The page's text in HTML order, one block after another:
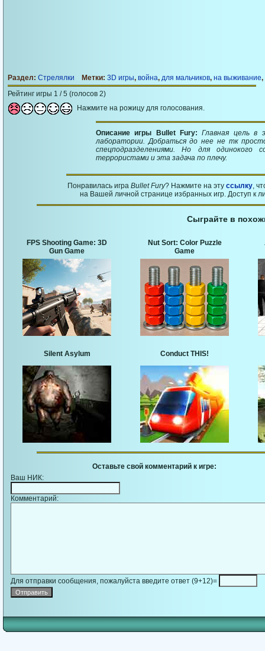
Раздел: Стрелялки Метки: 3D игры, война, для мальчиков, на выживание,
Рейтинг игры 1 / 5 (голосов 2)
Нажмите на рожицу для голосования.
Описание игры Bullet Fury:Главная цель в
лаборатории. Добраться до нее не тк
спецподразделениями. Но для
террористами и эта задача по плечу.
Понравилась игра Bullet Fury? Нажмите на эту ссылку,
на Вашей личной странице избранных игр. Доступ к
Сыграйте в
FPS Shooting Game: 3D
Gun Game
Nut Sort: Color Puzzle
Game
Silent Asylum Conduct THIS!
Оставьте свой комментарий к игре:
Ваш НИК:
Комментарий:
Для отправки сообщения, пожалуйста введите ответ (9+12)=